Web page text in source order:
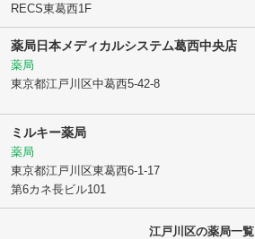
RECS東葛西1F
薬局日本メディカルシステム葛西中央店
薬局
東京都江戸川区中葛西5-42-8
ミルキー薬局
薬局
東京都江戸川区東葛西6-1-17
第6カネ長ビル101
江戸川区の薬局一覧